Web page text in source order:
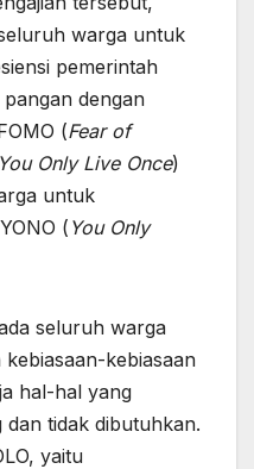
warga untuk
pemerintah
dengan
(Fear of
You Only Live Once)
untuk
( You Only
seluruh warga
kebiasaan
hal-hal yang
tidak dibutuhkan.
yaitu